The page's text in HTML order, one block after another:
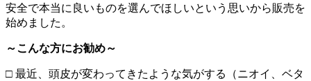
安全で本当に良いものを選んでほしいという思いから販売を
始めました。
～こんな方にお勧め～
□ 最近、頭皮が変わってきたような気がする（ニオイ、ベタ